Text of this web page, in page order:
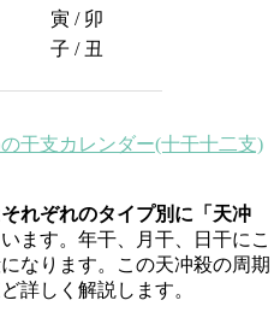
寅 / 卯
子 / 丑
干支カレンダー(十干十二支)
それぞれのタイプ別に「天冲
ます。年干、月干、日干にこ
なります。この天冲殺の周期
詳しく解説します。